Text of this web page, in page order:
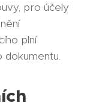
pro účely
plní
dokumentu.